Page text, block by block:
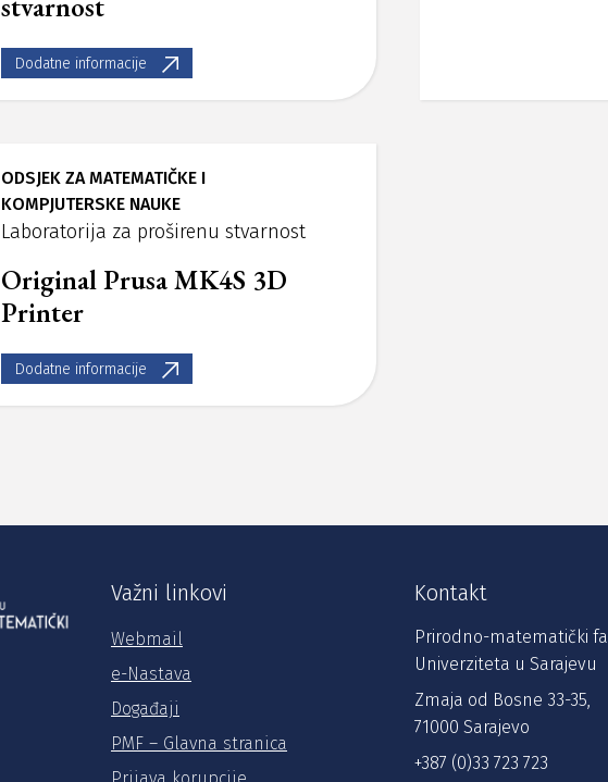
Dodatne informacije
ODSJEK ZA MATEMATIČKE I
KOMPJUTERSKE NAUKE
Laboratorija za proširenu stvarnost
Original Prusa MK4S 3D
Printer
Dodatne informacije
Važni linkovi
Webmail
e-Nastava
Događaji
PMF – Glavna stranica
Kontakt
Prirodno-matematički
Univerziteta u Sarajevu
Zmaja od Bosne 33-35,
71000 Sarajevo
+387 (0)33 723 723